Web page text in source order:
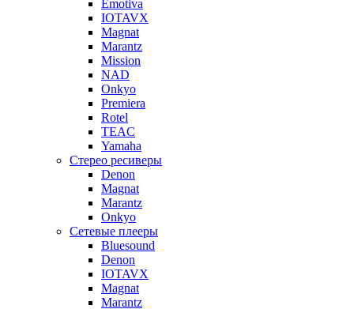
Emotiva
IOTAVX
Magnat
Marantz
Mission
NAD
Onkyo
Premiera
Rotel
TEAC
Yamaha
Стерео ресиверы
Denon
Magnat
Marantz
Onkyo
Сетевые плееры
Bluesound
Denon
IOTAVX
Magnat
Marantz